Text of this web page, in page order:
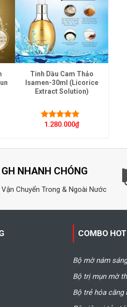
Tinh Dầu Cam Thảo
Isamen-30ml (Licorice
Extract Solution)
Được xếp
1.280.000₫
GH NHANH CHÓNG
Vận Chuyển Trong & Ngoài Nước
COMBO
Bộ mờ nám
Bộ trị mụn mờ
Bộ trẻ hóa căng